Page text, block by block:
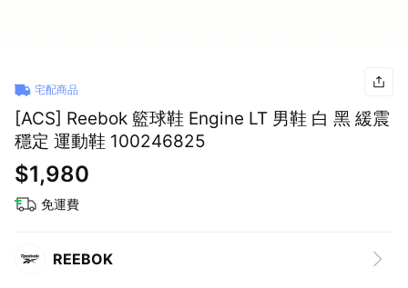
宅配商品
[ACS] Reebok 籃球鞋 Engine LT 男鞋 白 黑 緩震
穩定 運動鞋 100246825
$1,980
免運費
REEBOK